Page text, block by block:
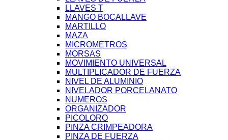
LLAVES T
MANGO BOCALLAVE
MARTILLO
MAZA
MICROMETROS
MORSAS
MOVIMIENTO UNIVERSAL
MULTIPLICADOR DE FUERZA
NIVEL DE ALUMINIO
NIVELADOR PORCELANATO
NUMEROS
ORGANIZADOR
PICOLORO
PINZA CRIMPEADORA
PINZA DE FUERZA